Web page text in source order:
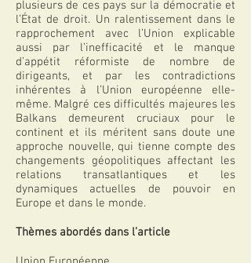
plusieurs de ces pays sur la démocratie et
l’État de droit. Un ralentissement dans le
rapprochement avec l’Union explicable
aussi par l’inefficacité et le manque
d’appétit réformiste de nombre de
dirigeants, et par les contradictions
inhérentes à l’Union européenne elle-
même. Malgré ces difficultés majeures les
Balkans demeurent cruciaux pour le
continent et ils méritent sans doute une
approche nouvelle, qui tienne compte des
changements géopolitiques affectant les
relations transatlantiques et les
dynamiques actuelles de pouvoir en
Europe et dans le monde.
Thèmes abordés dans l’article